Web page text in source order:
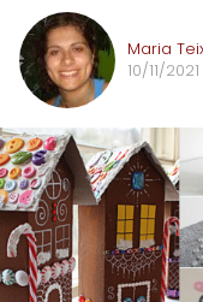
Maria
10/11/2021